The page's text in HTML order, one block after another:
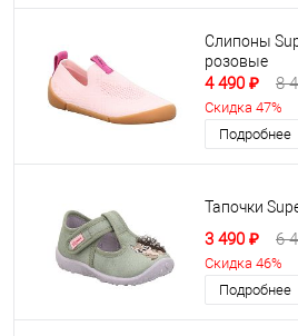
Слипоны
розовые
4 490 ₽ 8
Скидка 47%
Подробнее
Тапочки
3 490 ₽ 6
Скидка 46%
Подробнее